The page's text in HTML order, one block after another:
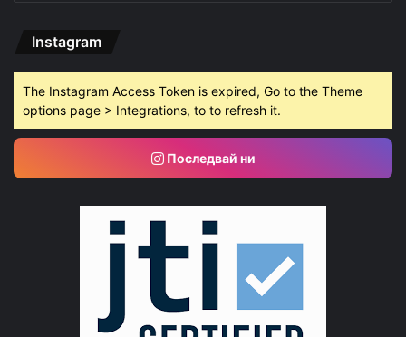
Instagram
The Instagram Access Token is expired, Go to the Theme
options page > Integrations, to to refresh it.
Последвай ни